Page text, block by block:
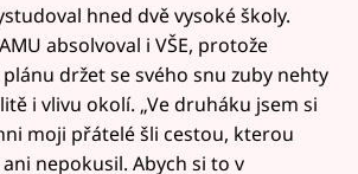
hned dvě vysoké školy.
absolvoval i VŠE, protože
držet se svého snu zuby nehty
i vlivu okolí. „Ve druháku jsem si
moji přátelé šli cestou, kterou
nepokusil. Abych si to v